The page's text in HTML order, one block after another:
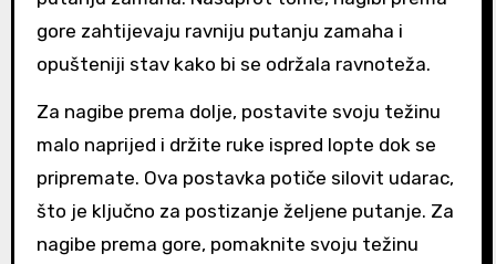
gore zahtijevaju ravniju putanju zamaha i
opušteniji stav kako bi se održala ravnoteža.
Za nagibe prema dolje, postavite svoju težinu
malo naprijed i držite ruke ispred lopte dok se
pripremate. Ova postavka potiče silovit udarac,
što je ključno za postizanje željene putanje. Za
nagibe prema gore, pomaknite svoju težinu